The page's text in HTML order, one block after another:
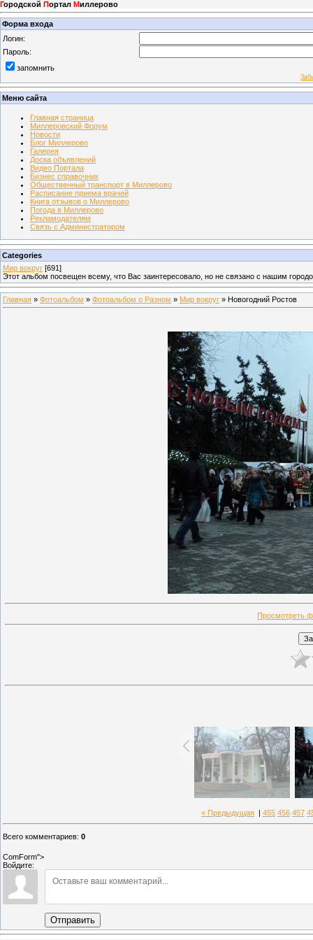
Городской Портал Миллерово
Форма входа
Логин:
Пароль:
запомнить
Меню сайта
Главная страница
Миллеровский Форум
Новости
Блог Миллерово
Галерея
Доска объявлений
Видео Портала
Бизнес справочник
Общественный транспорт в Миллерово
Расписание приема врачей
Книга отзывов о Миллерово
Погода в Миллерово
Рекламодателям
Связь с Администратором
Categories
Мир вокруг [691]
Этот альбом посвещен всему, что Вас заинтересовало, но не связано с нашим
Главная » Фотоальбом » Фотоальбом о Разном » Мир вокруг » Новогодний Ростов
Просмотреть
« Предыдущая 455 456 457
Всего комментариев: 0
ComForm">
Войдите:
Отправить